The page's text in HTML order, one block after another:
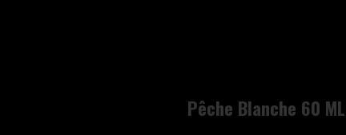
Pêche Blanche 60 ML